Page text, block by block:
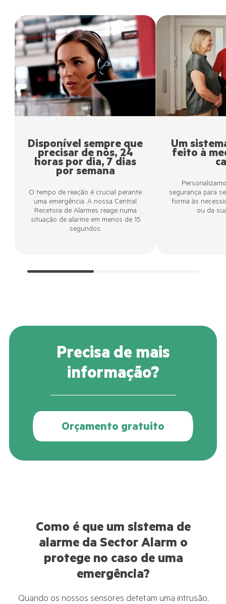
Disponível sempre que
precisar de nós, 24
horas por dia, 7 dias
por semana
O tempo de reação é crucial perante
uma emergência. A nossa Central
Recetora de Alarmes reage numa
situação de alarme em menos de 15
segundos.
Um
feito à
segurança para
forma às
ou da
Precisa de mais
informação?
Orçamento gratuito
Como é que um sistema de
alarme da Sector Alarm o
protege no caso de uma
emergência?
Quando os nossos sensores detetam uma intrusão,